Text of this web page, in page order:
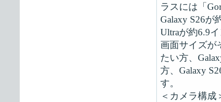
ラスには「
Galaxy S26が
Ultraが約6.9
画面サイズが
たい方、
方、Galaxy
す。
＜カメラ構成